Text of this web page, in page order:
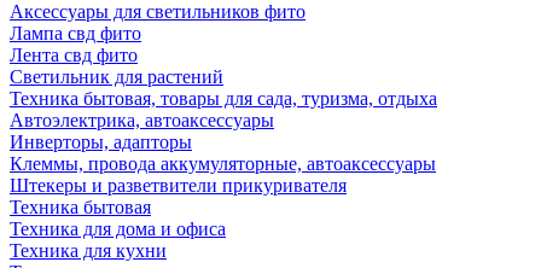
Аксессуары для светильников фито
Лампа свд фито
Лента свд фито
Светильник для растений
Техника бытовая, товары для сада, туризма, отдыха
Автоэлектрика, автоаксессуары
Инверторы, адапторы
Клеммы, провода аккумуляторные, автоаксессуары
Штекеры и разветвители прикуривателя
Техника бытовая
Техника для дома и офиса
Техника для кухни